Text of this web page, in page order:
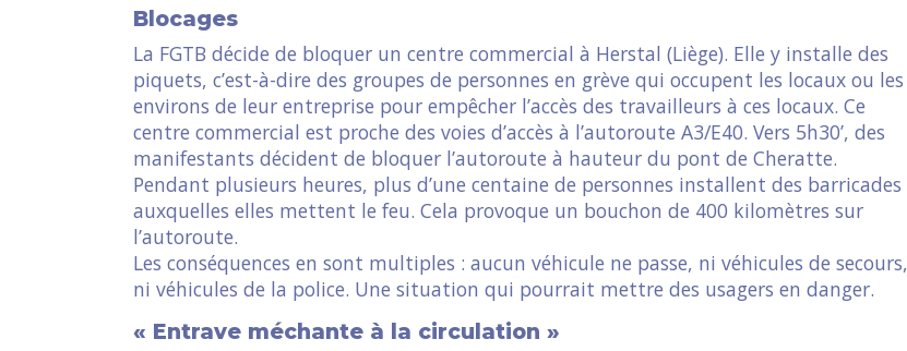
Blocages
La FGTB décide de bloquer un centre commercial à Herstal (Liège). Elle y installe des
piquets, c’est-à-dire des groupes de personnes en grève qui occupent les locaux ou les
environs de leur entreprise pour empêcher l’accès des travailleurs à ces locaux. Ce
centre commercial est proche des voies d’accès à l’autoroute A3/E40. Vers 5h30’, des
manifestants décident de bloquer l’autoroute à hauteur du pont de Cheratte.
Pendant plusieurs heures, plus d’une centaine de personnes installent des barricades
auxquelles elles mettent le feu. Cela provoque un bouchon de 400 kilomètres sur
l’autoroute.
Les conséquences en sont multiples : aucun véhicule ne passe, ni véhicules de secours,
ni véhicules de la police. Une situation qui pourrait mettre des usagers en danger.
« Entrave méchante à la circulation »